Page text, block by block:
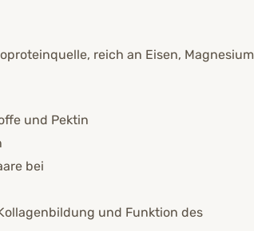
reich an Eisen, Magnesium
und Pektin
bei
und Funktion des